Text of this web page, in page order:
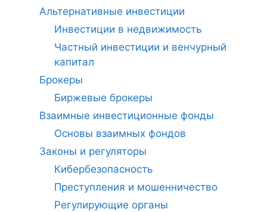
Альтернативные инвестиции
Инвестиции в недвижимость
Частный инвестиции и венчурный
капитал
Брокеры
Биржевые брокеры
Взаимные инвестиционные фонды
Основы взаимных фондов
Законы и регуляторы
Кибербезопасность
Преступления и мошенничество
Регулирующие органы